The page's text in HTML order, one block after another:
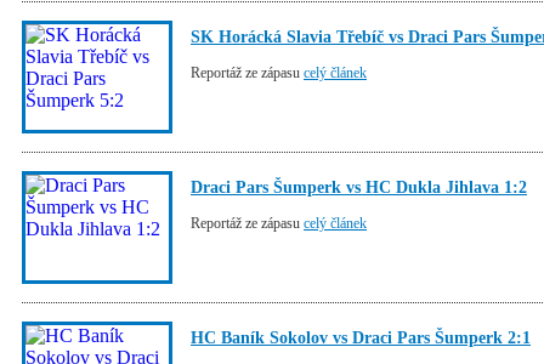
SK Horácká Slavia Třebíč vs Draci Pars
Reportáž ze zápasu celý článek
Draci Pars Šumperk vs HC Dukla Jihlava 1:2
Reportáž ze zápasu celý článek
HC Baník Sokolov vs Draci Pars Šumperk 2:1